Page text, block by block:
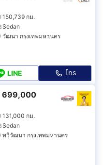
150,739 กม.
Sedan
วัฒนา กรุงเทพมหานคร
LINE โทร
699,000
131,000 กม.
Sedan
ทวีวัฒนา กรุงเทพมหานคร